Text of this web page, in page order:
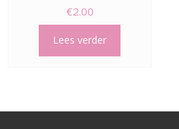
€2.00
Lees verder